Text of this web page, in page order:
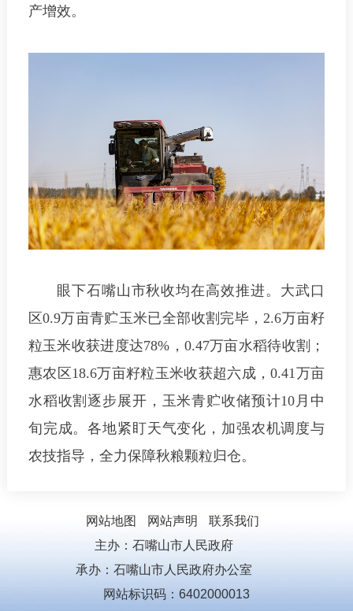
产增效。
眼下石嘴山市秋收均在高效推进。大武口
区0.9万亩青贮玉米已全部收割完毕，2.6万亩籽
粒玉米收获进度达78%，0.47万亩水稻待收割；
惠农区18.6万亩籽粒玉米收获超六成，0.41万亩
水稻收割逐步展开，玉米青贮收储预计10月中
旬完成。各地紧盯天气变化，加强农机调度与
农技指导，全力保障秋粮颗粒归仓。
网站地图 网站声明
联系我们
主办：石嘴山市人民政府
承办：石嘴山市人民政府办公室
网站标识码：6402000013